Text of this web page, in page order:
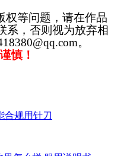
等问题，请在作品
系，否则视为放弃相
。
慎！
合规用针刀